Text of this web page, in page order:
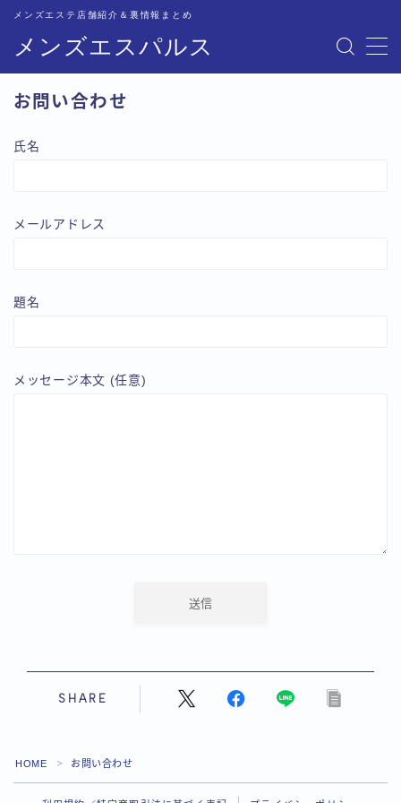
メンズエスパルス
メンズエステ店舗紹介＆裏情報まとめ
恵比寿比較
池袋比較
お問い合わせ
氏名
メールアドレス
題名
メッセージ本文 (任意)
SHARE
HOME ＞ お問い合わせ